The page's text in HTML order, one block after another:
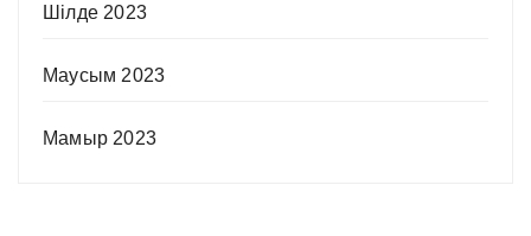
Шілде 2023
Маусым 2023
Мамыр 2023